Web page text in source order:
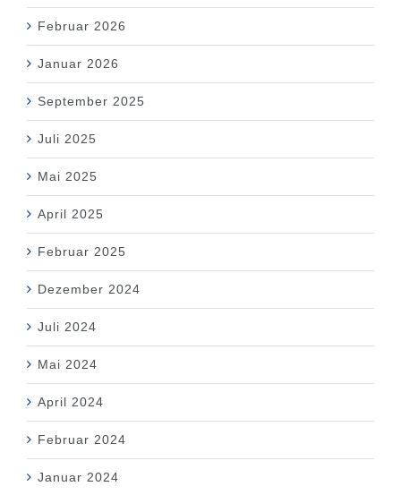
Februar 2026
Januar 2026
September 2025
Juli 2025
Mai 2025
April 2025
Februar 2025
Dezember 2024
Juli 2024
Mai 2024
April 2024
Februar 2024
Januar 2024